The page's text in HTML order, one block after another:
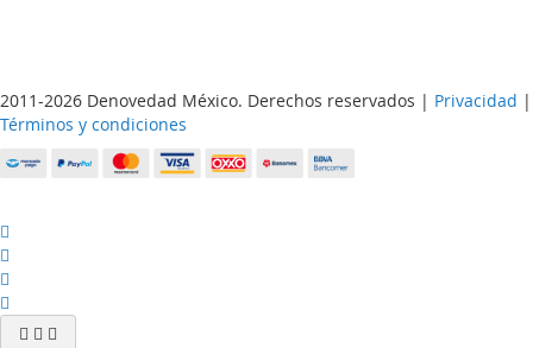
2011-2026 Denovedad México. Derechos reservados | Privacidad |
Términos y condiciones